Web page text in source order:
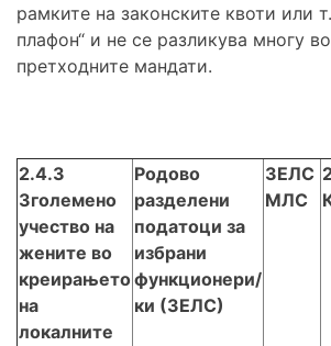
рамките на законските квоти или
плафон“ и не се разликува многу
претходните мандати.
2.4.3
Зголемено
учество на
жените во
креирањето
на
локалните
Родово
разделени
податоци за
избрани
функционери/
ки (ЗЕЛС)
ЗЕЛС
МЛС